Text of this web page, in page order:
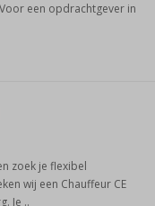
een opdrachtgever in
zoek je flexibel
wij een Chauffeur CE
Je ..